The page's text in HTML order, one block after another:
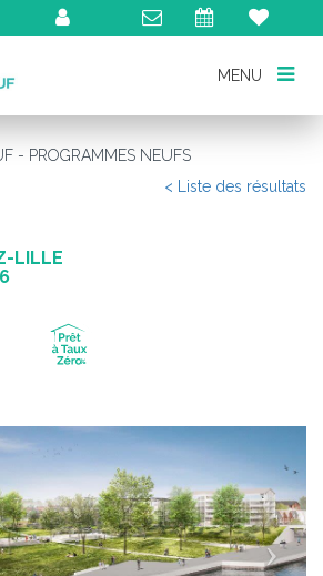
MENU
MENU
- PROGRAMMES NEUFS
< Liste des résultats
LILLE